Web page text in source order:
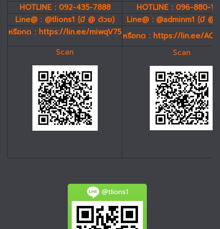
HOTLINE : 092-435-7888
HOTLINE : 096-880-
Line@ : @tlions1 (มี @ ด้วย)
Line@ : @adminm1 (มี
หรือกด : https://lin.ee/miwqV75หรือกด : https://lin.ee/
Scan
Scan
@tlions1